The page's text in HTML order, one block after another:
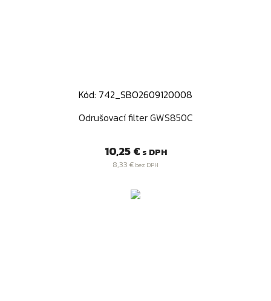
Kód: 742_SBO2609120008
Odrušovací filter GWS850C
Cena
10,25 € s DPH
8,33 € bez DPH